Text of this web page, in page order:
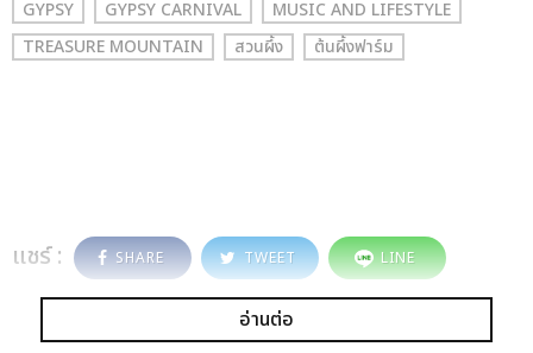
GYPSY GYPSY CARNIVAL
MUSIC AND LIFESTYLE
TREASURE MOUNTAIN
สวนผึ้ง ต้นผึ้งฟาร์ม
แชร์ : SHARE TWEET LINE
อ่านต่อ